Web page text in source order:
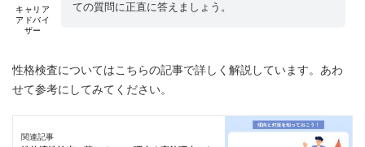
キャリア
アドバイ
ザー
ての質問に正直に答えましょう。
性格検査についてはこちらの記事で詳しく解説しています。あわ
せて参考にしてみてください。
関連記事